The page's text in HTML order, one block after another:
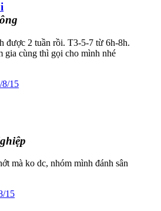
được 2 tuần rồi. T3-5-7 từ 6h-8h.
gia cùng thì gọi cho mình nhé
8/15
mà ko dc, nhóm mình đánh sân
15